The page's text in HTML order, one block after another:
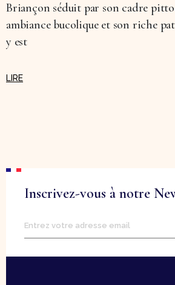
Briançon séduit par son cadre
ambiance bucolique et son riche
y est
Inscrivez-vous à notre